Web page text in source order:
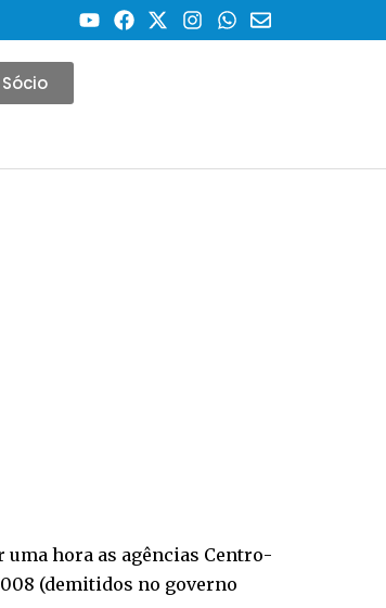
uma hora as agências Centro-
(demitidos no governo